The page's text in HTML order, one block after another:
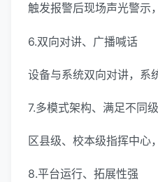
触发报警后现场声光警示
6.双向对讲、广播喊话
设备与系统双向对讲，系
7.多模式架构、满足不同
区县级、校本级指挥中心
8.平台运行、拓展性强